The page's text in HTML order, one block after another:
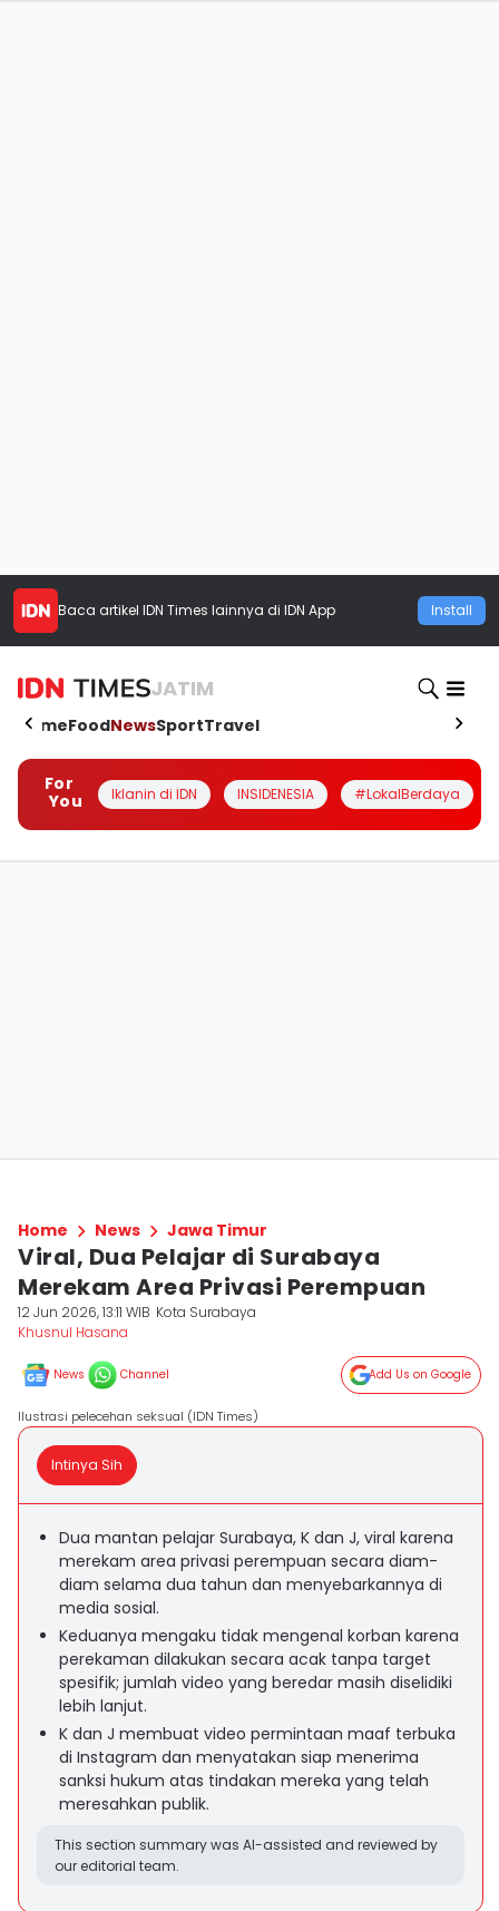
Baca artikel IDN Times lainnya di IDN App Install
JATIM
HomeFoodNewsSportTravel
For
You
Iklanin di IDN INSIDENESIA #LokalBerdaya
Home News Jawa Timur
Viral, Dua Pelajar di Surabaya
Merekam Area Privasi Perempuan
12 Jun 2026, 13:11 WIB Kota Surabaya
Khusnul Hasana
News Channel Add Us on Google
Ilustrasi pelecehan seksual (IDN Times)
Intinya Sih
Dua mantan pelajar Surabaya, K dan J, viral karena
merekam area privasi perempuan secara diam-
diam selama dua tahun dan menyebarkannya di
media sosial.
Keduanya mengaku tidak mengenal korban karena
perekaman dilakukan secara acak tanpa target
spesifik; jumlah video yang beredar masih diselidiki
lebih lanjut.
K dan J membuat video permintaan maaf terbuka
di Instagram dan menyatakan siap menerima
sanksi hukum atas tindakan mereka yang telah
meresahkan publik.
This section summary was AI-assisted and reviewed by
our editorial team.